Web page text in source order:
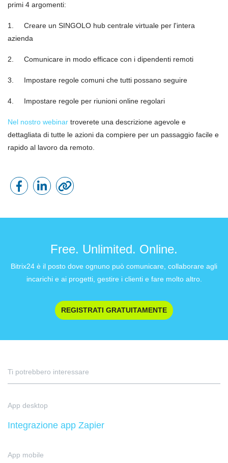
primi 4 argomenti:
1. Creare un SINGOLO hub centrale virtuale per l'intera
azienda
2. Comunicare in modo efficace con i dipendenti remoti
3. Impostare regole comuni che tutti possano seguire
4. Impostare regole per riunioni online regolari
Nel nostro webinar troverete una descrizione agevole e
dettagliata di tutte le azioni da compiere per un passaggio facile e
rapido al lavoro da remoto.
Free. Unlimited. Online.
Bitrix24 è il posto dove ognuno può comunicare, collaborare agli
incarichi e ai progetti, gestire i clienti e fare molto altro.
REGISTRATI GRATUITAMENTE
Ti potrebbero interessare
App desktop
Integrazione app Zapier
App mobile